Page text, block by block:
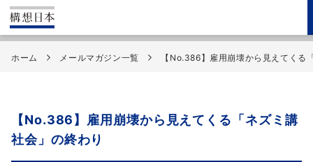
ホーム メールマガジン一覧 【No.386】雇用崩壊から見えてくる
【No.386】雇用崩壊から見えてくる「ネズミ講
社会」の終わり